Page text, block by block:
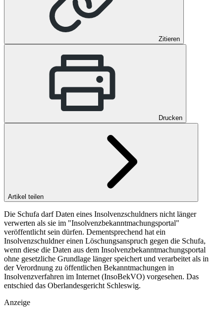
Zitieren
Drucken
Artikel teilen
Die Schufa darf Daten eines Insolvenzschuldners nicht länger
verwerten als sie im "Insolvenzbekanntmachungsportal"
veröffentlicht sein dürfen. Dementsprechend hat ein
Insolvenzschuldner einen Löschungsanspruch gegen die Schufa,
wenn diese die Daten aus dem Insolvenzbekanntmachungsportal
ohne gesetzliche Grundlage länger speichert und verarbeitet als in
der Verordnung zu öffentlichen Bekanntmachungen in
Insolvenzverfahren im Internet (InsoBekVO) vorgesehen. Das
entschied das Oberlandesgericht Schleswig.
Anzeige